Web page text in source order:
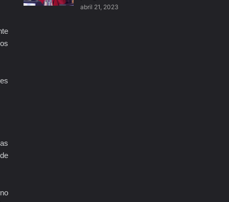
abril 21, 2023